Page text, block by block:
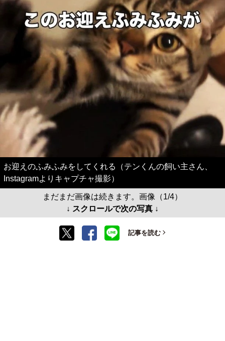
お迎えのふみふみをしてくれる（テンくんの飼い主さん、
Instagramよりキャプチャ撮影）
まだまだ画像は続きます。画像（1/4）
↓ スクロールで次の写真 ↓
記事を読む